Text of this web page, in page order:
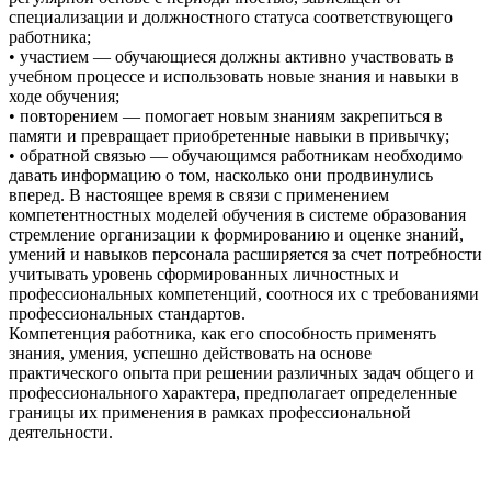
специализации и должностного статуса соответствующего
работника;
• участием — обучающиеся должны активно участвовать в
учебном процессе и использовать новые знания и навыки в
ходе обучения;
• повторением — помогает новым знаниям закрепиться в
памяти и превращает приобретенные навыки в привычку;
• обратной связью — обучающимся работникам необходимо
давать информацию о том, насколько они продвинулись
вперед. В настоящее время в связи с применением
компетентностных моделей обучения в системе образования
стремление организации к формированию и оценке знаний,
умений и навыков персонала расширяется за счет потребности
учитывать уровень сформированных личностных и
профессиональных компетенций, соотнося их с требованиями
профессиональных стандартов.
Компетенция работника, как его способность применять
знания, умения, успешно действовать на основе
практического опыта при решении различных задач общего и
профессионального характера, предполагает определенные
границы их применения в рамках профессиональной
деятельности.